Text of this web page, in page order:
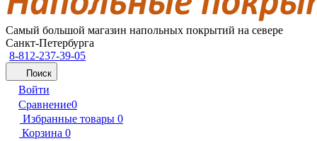
Самый большой магазин напольных покрытий на севере
Санкт-Петербурга
8-812-237-39-05
Поиск
Войти
Сравнение0
Избранные товары 0
Корзина 0